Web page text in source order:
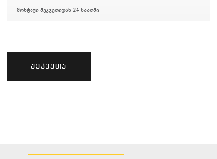
მონტაჟი შეკვეთიდან 24 საათში
შეკვეთა